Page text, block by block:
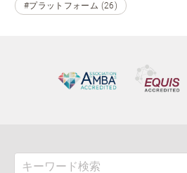
#プラットフォーム (26)